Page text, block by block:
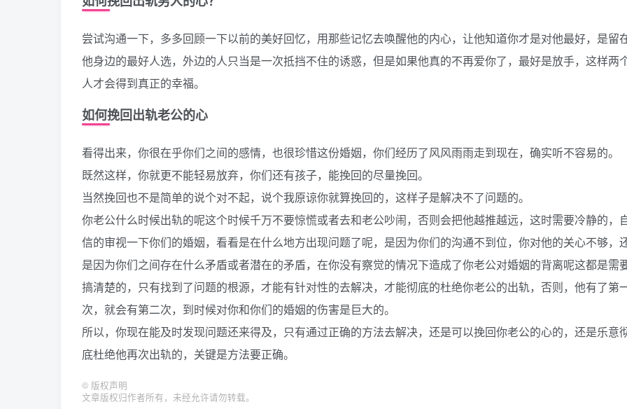
尝试沟通一下，多多回顾一下以前的美好回忆，用那些记忆去唤醒他的内心，让他知道你才是对他最好，是留
他身边的最好人选，外边的人只当是一次抵挡不住的诱惑，但是如果他真的不再爱你了，最好是放手，这样两
人才会得到真正的幸福。
如何挽回出轨老公的心
看得出来，你很在乎你们之间的感情，也很珍惜这份婚姻，你们经历了风风雨雨走到现在，确实听不容易的。
既然这样，你就更不能轻易放弃，你们还有孩子，能挽回的尽量挽回。
当然挽回也不是简单的说个对不起，说个我原谅你就算挽回的，这样子是解决不了问题的。
你老公什么时候出轨的呢这个时候千万不要惊慌或者去和老公吵闹，否则会把他越推越远，这时需要冷静的，
信的审视一下你们的婚姻，看看是在什么地方出现问题了呢，是因为你们的沟通不到位，你对他的关心不够，
是因为你们之间存在什么矛盾或者潜在的矛盾，在你没有察觉的情况下造成了你老公对婚姻的背离呢这都是需
搞清楚的，只有找到了问题的根源，才能有针对性的去解决，才能彻底的杜绝你老公的出轨，否则，他有了第
次，就会有第二次，到时候对你和你们的婚姻的伤害是巨大的。
所以，你现在能及时发现问题还来得及，只有通过正确的方法去解决，还是可以挽回你老公的心的，还是乐意
底杜绝他再次出轨的，关键是方法要正确。
© 版权声明
文章版权归作者所有，未经允许请勿转载。